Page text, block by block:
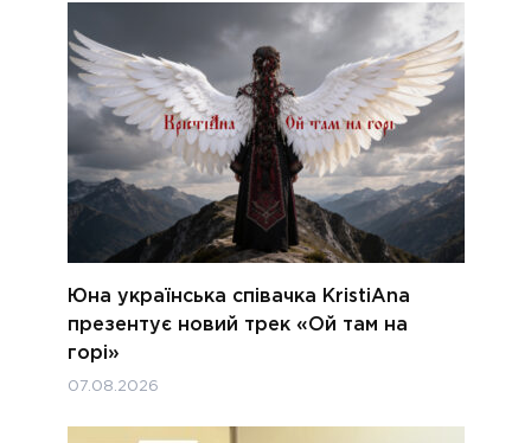
Юна українська співачка KristiAna
презентує новий трек «Ой там на
горі»
07.08.2026